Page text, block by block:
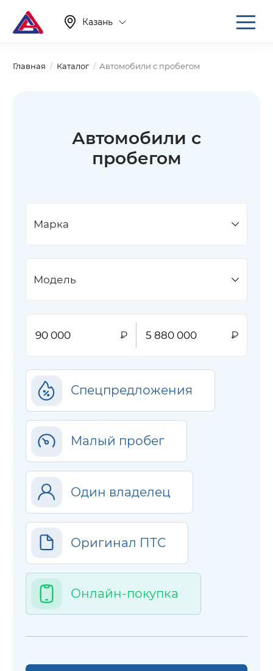
Казань
Главная Каталог Автомобили с пробегом
Автомобили с
пробегом
Марка
Модель
Спецпредложения
Малый пробег
Один владелец
Оригинал ПТС
Онлайн-покупка